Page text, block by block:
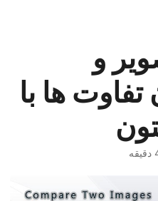
و
ها با